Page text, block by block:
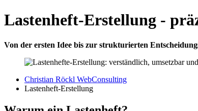
Lastenheft-Erstellung -
Von der ersten Idee bis zur strukturierten
Christian Röckl WebConsulting
Lastenheft-Erstellung